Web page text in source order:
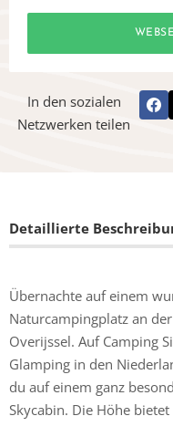
In den sozialen
Netzwerken teilen
Detaillierte
Übernachte auf einem
Naturcampingplatz an
Overijssel. Auf Camping
Glamping in den
du auf einem ganz
Skycabin. Die Höhe